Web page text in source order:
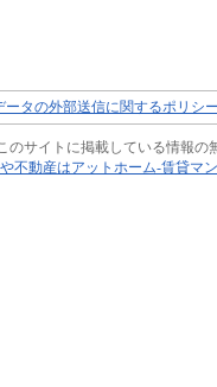
ータの外部送信に関するポリシ
のサイトに掲載している情報の
不動産はアットホーム-賃貸マ